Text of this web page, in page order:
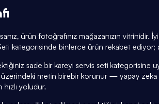
ürün fotoğrafınız mağazanızın
kategorisinde binlerce ürün rekabet ediyor;
sade bir kareyi servis seti kategorisine
metin birebir korunur — yapay
yoludur.